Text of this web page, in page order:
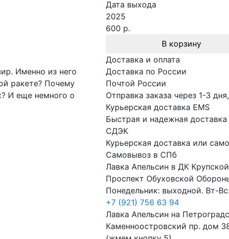
Дата выхода
2025
600 р.
В корзину
Именно из него
ракете? Почему
И еще немного о
Доставка и оплата
Доставка по России
Почтой России
Отправка заказа через 1-3
Курьерская доставка EMS
Быстрая и надежная доставка
СДЭК
Курьерская доставка или
Самовывоз в СПб
Лавка Апельсин в ДК Крупской
Проспект Обуховской
Понедельник: выходной. Вт-
+7 (921) 756 63 94
Лавка Апельсин на
Каменноостровский пр. дом